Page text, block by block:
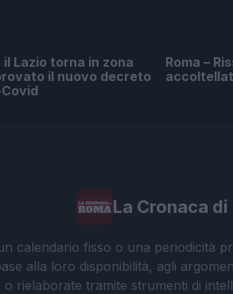
il Lazio torna in zona
il nuovo decreto
Roma –
La Cronaca di
calendario fisso o una periodicità
alla loro disponibilità, agli
rielaborate tramite strumenti di